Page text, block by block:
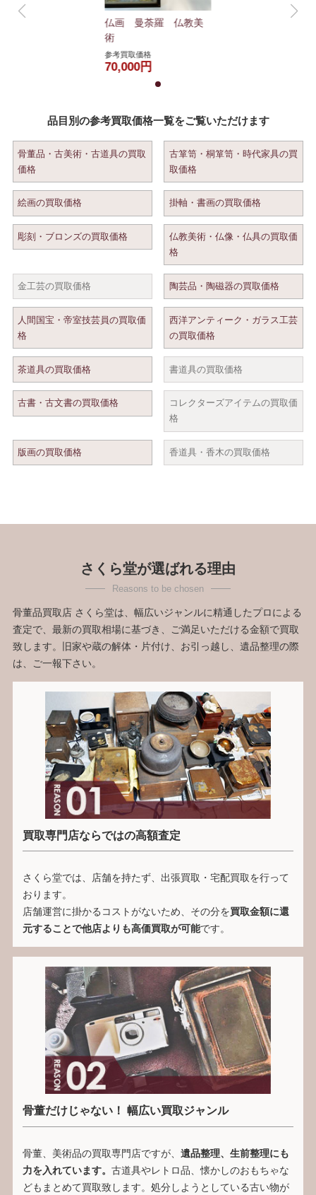
仏画 曼荼羅 仏教美
術
参考買取価格
70,000円
品目別の参考買取価格一覧をご覧いただけます
骨董品・古美術・古道具の買取
価格
古箪笥・桐箪笥・時代家具の買
取価格
絵画の買取価格 掛軸・書画の買取価格
彫刻・ブロンズの買取価格
仏教美術・仏像・仏具の買取価
格
金工芸の買取価格 陶芸品・陶磁器の買取価格
人間国宝・帝室技芸員の買取価
格
西洋アンティーク・ガラス工芸
の買取価格
茶道具の買取価格 書道具の買取価格
古書・古文書の買取価格
コレクターズアイテムの買取価
格
版画の買取価格 香道具・香木の買取価格
さくら堂が選ばれる理由
骨董品買取店 さくら堂は、幅広いジャンルに精通したプロによる
査定で、最新の買取相場に基づき、ご満足いただける金額で買取
致します。旧家や蔵の解体・片付け、お引っ越し、遺品整理の際
は、ご一報下さい。
買取専門店ならではの高額査定
さくら堂では、店舗を持たず、出張買取・宅配買取を行って
おります。
店舗運営に掛かるコストがないため、その分を買取金額に還
元することで他店よりも高価買取が可能です。
骨董だけじゃない！ 幅広い買取ジャンル
骨董、美術品の買取専門店ですが、 遺品整理、生前整理にも
力を入れています。 古道具やレトロ品、懐かしのおもちゃな
どもまとめて買取致します。処分しようとしている古い物が